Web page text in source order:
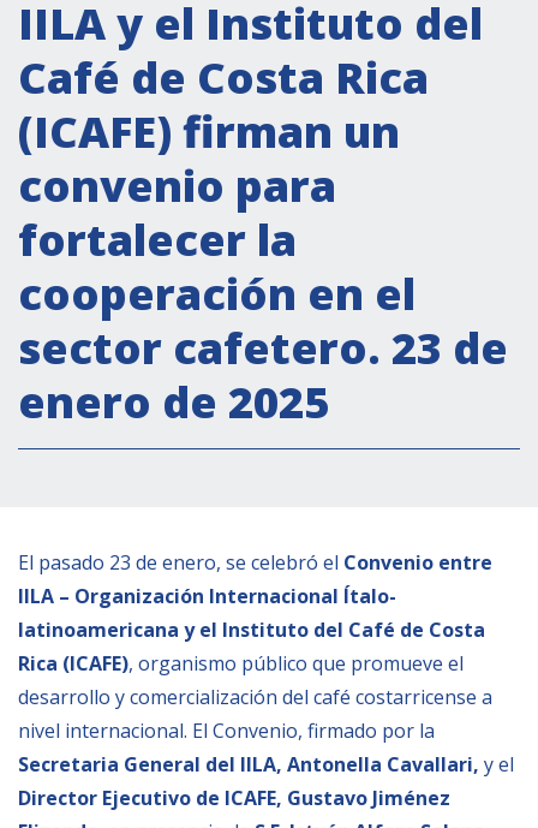
Secretaría Cultural
Secretaría Socioeconómica
Secretaría Técnico-científica
Forum Pymes
Conferencia Italia- América Latina y el Caribe
Red para la promoción de la igualdad de
género
Partnership
Empoderamiento socio-económico
Justicia y Seguridad
EUROsociAL
EL PAcCTO
EUROFRONT
COPOLAD III
AL-INVEST Verde
IILA y el Instituto del
Café de Costa Rica
(ICAFE) firman un
convenio para
fortalecer la
cooperación en el
sector cafetero. 23 de
enero de 2025
El pasado 23 de enero, se celebró el Convenio entre
IILA – Organización Internacional Ítalo-
latinoamericana y el Instituto del Café de Costa
Rica (ICAFE), organismo público que promueve el
desarrollo y comercialización del café costarricense a
nivel internacional. El Convenio, firmado por la
Secretaria General del IILA, Antonella Cavallari, y el
Director Ejecutivo de ICAFE, Gustavo Jiménez